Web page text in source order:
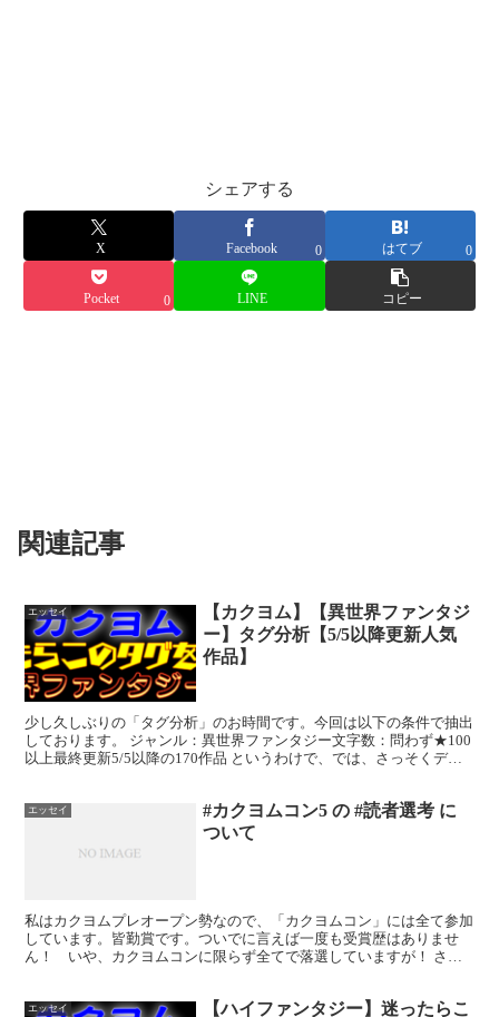
シェアする
X Facebook 0 はてブ 0
Pocket 0 LINE コピー
関連記事
エッセイ
【カクヨム】【異世界ファンタジ
ー】タグ分析【5/5以降更新人気
作品】
少し久しぶりの「タグ分析」のお時間です。今回は以下の条件で抽出
しております。 ジャンル：異世界ファンタジー文字数：問わず★100
以上最終更新5/5以降の170作品 というわけで、では、さっそくデー
エッセイ
#カクヨムコン5 の #読者選考 に
ついて
私はカクヨムプレオープン勢なので、「カクヨムコン」には全て参加
しています。皆勤賞です。ついでに言えば一度も受賞歴はありませ
ん！ いや、カクヨムコンに限らず全てで落選していますが！ さて5
エッセイ 【ハイファンタジー】迷ったらこ